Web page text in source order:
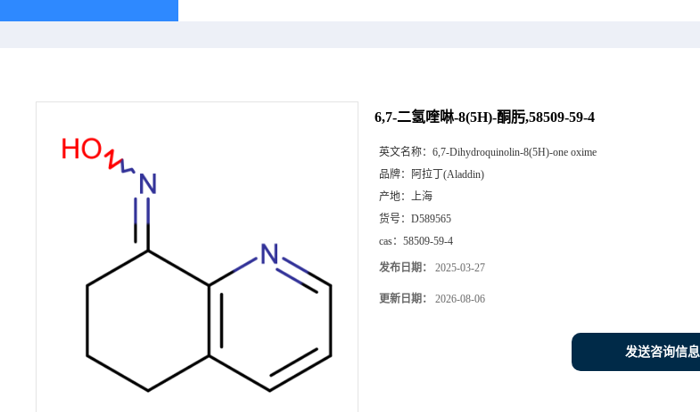
6,7-二氢喹啉-8(5H)-酮肟,58509-59-4
英文名称： 6,7-Dihydroquinolin-8(5H)-one oxime
品牌： 阿拉丁(Aladdin)
产地： 上海
货号： D589565
cas： 58509-59-4
发布日期： 2025-03-27
更新日期： 2026-08-06
发送咨询信息